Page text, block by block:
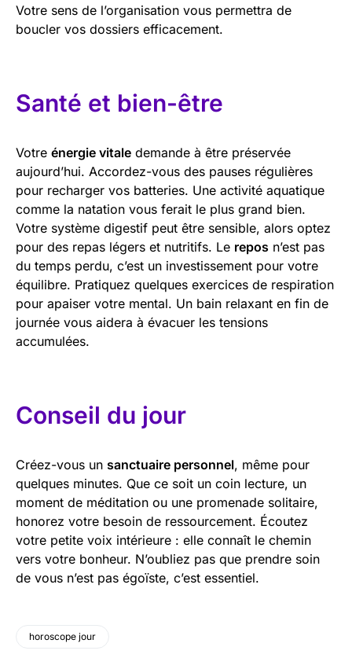
Votre sens de l’organisation vous permettra de
boucler vos dossiers efficacement.
Santé et bien-être
Votre énergie vitale demande à être préservée
aujourd’hui. Accordez-vous des pauses régulières
pour recharger vos batteries. Une activité aquatique
comme la natation vous ferait le plus grand bien.
Votre système digestif peut être sensible, alors optez
pour des repas légers et nutritifs. Le repos n’est pas
du temps perdu, c’est un investissement pour votre
équilibre. Pratiquez quelques exercices de respiration
pour apaiser votre mental. Un bain relaxant en fin de
journée vous aidera à évacuer les tensions
accumulées.
Conseil du jour
Créez-vous un sanctuaire personnel, même pour
quelques minutes. Que ce soit un coin lecture, un
moment de méditation ou une promenade solitaire,
honorez votre besoin de ressourcement. Écoutez
votre petite voix intérieure : elle connaît le chemin
vers votre bonheur. N’oubliez pas que prendre soin
de vous n’est pas égoïste, c’est essentiel.
horoscope jour